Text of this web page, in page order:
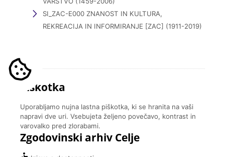
SI_ZAC-E000 ZNANOST IN KULTURA,
REKREACIJA IN INFORMIRANJE [ZAC] (1911-2019)
Piškotka
Uporabljamo nujna lastna piškotka, ki se hranita na vaši
napravi dve uri. Vsebujeta željeno povečavo, kontrast in
varovalko pred zlorabami.
Zgodovinski arhiv Celje